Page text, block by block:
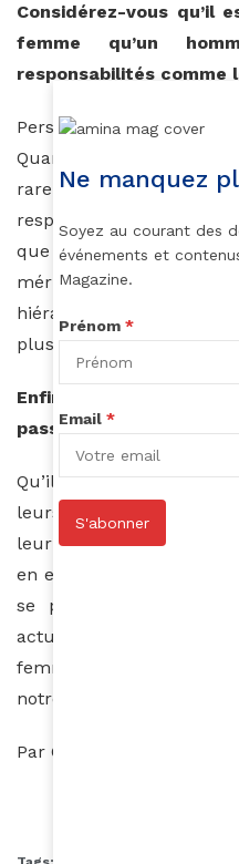
Considérez-vous qu’il
femme qu’un
responsabilités comme
Personnellement je ne
Quand j’ai commencé, il
rare de voir des
responsabilités. Il a
que je fasse bien ce que
mériter la
hiérarchiques. Les
plus de chances de faire
Enfin, quel message
passer aux hommes ?
Qu’ils accompagnent
leurs filles. Qu’ils leur
leur place et qu’ils leur
en elles. Parce que, trop
se préoccupe du
actuelle, je pense que
femmes de conjuguer
notre environnement
Par Céline Bernath
Ne manquez
Soyez au courant des
événements et
Magazine.
Prénom *
Email *
S'abonner